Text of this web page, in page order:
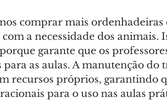
comprar mais
a necessidade dos animais.
garante que os
para as aulas. A manutenção do
recursos próprios, garantindo
para o uso nas aulas